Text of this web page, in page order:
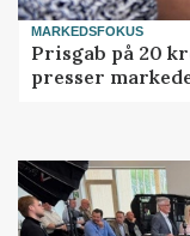
MARKEDSFOKUS
Prisgab på 20
presser